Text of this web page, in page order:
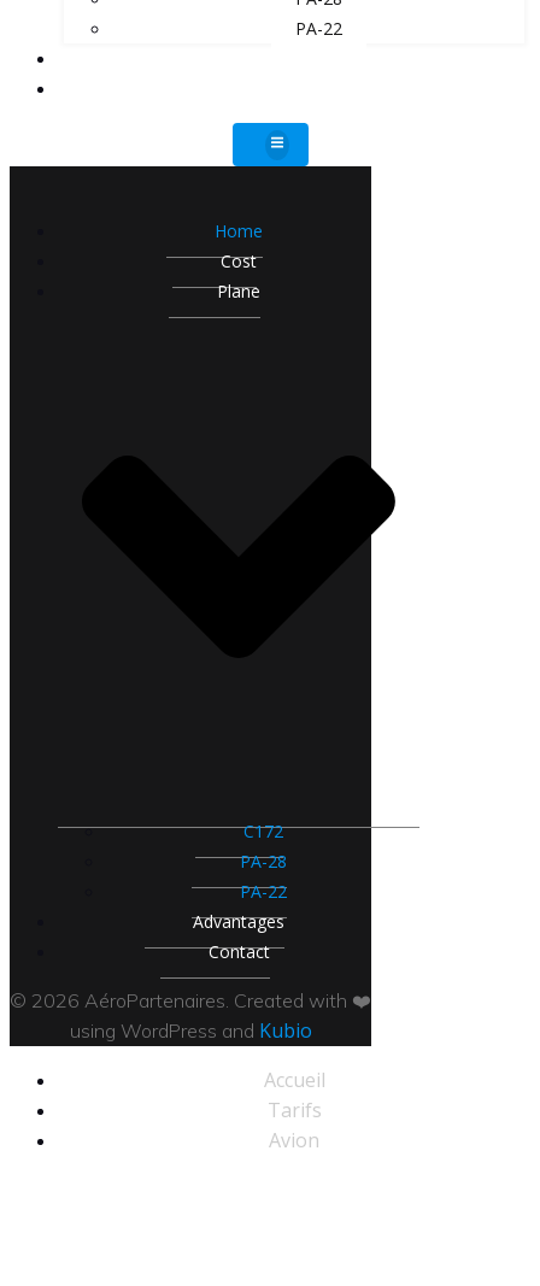
PA-22
Home
Cost
Plane
C172
PA-28
PA-22
Advantages
Contact
© 2026 AéroPartenaires. Created with ❤️
using WordPress and Kubio
Accueil
Tarifs
Avion